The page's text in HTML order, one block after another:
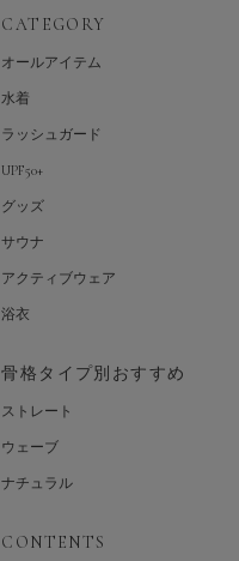
CATEGORY
オールアイテム
水着
ラッシュガード
UPF50+
グッズ
サウナ
アクティブウェア
浴衣
骨格タイプ別おすすめ
ストレート
ウェーブ
ナチュラル
CONTENTS